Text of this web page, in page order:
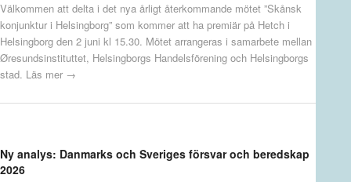
Välkommen att delta i det nya årligt återkommande mötet ”Skånsk
konjunktur i Helsingborg” som kommer att ha premiär på Hetch i
Helsingborg den 2 juni kl 15.30. Mötet arrangeras i samarbete mellan
Øresundsinstituttet, Helsingborgs Handelsförening och Helsingborgs
stad. Läs mer →
Ny analys: Danmarks och Sveriges försvar och beredskap
2026